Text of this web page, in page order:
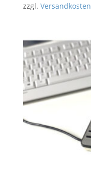
zzgl. Versandkosten